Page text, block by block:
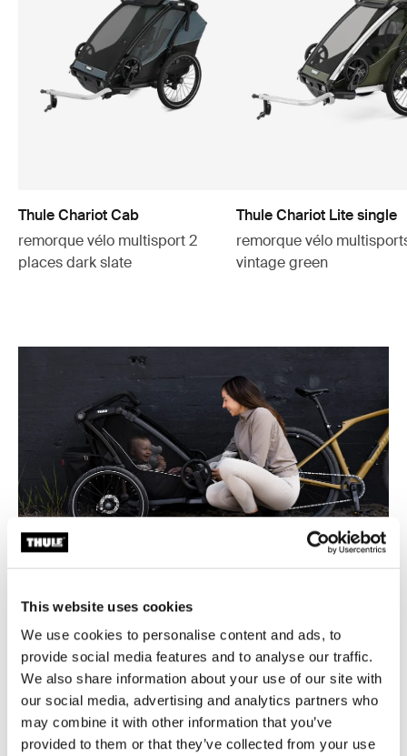
This website uses cookies
We use cookies to personalise content and ads, to
provide social media features and to analyse our traffic.
We also share information about your use of our site with
our social media, advertising and analytics partners who
may combine it with other information that you’ve
provided to them or that they’ve collected from your use
Thule Chariot Cab
remorque vélo multisport 2
places dark slate
Thule Chariot Lite single
remorque vélo
vintage green
Comparatif des caractéristiques
des remorques vélo pour enfant
Thule Chariot
Caractéristiques
des produits
Thule
Chariot
Thule
Chariot
Thule
Chariot
Thule
Chariot